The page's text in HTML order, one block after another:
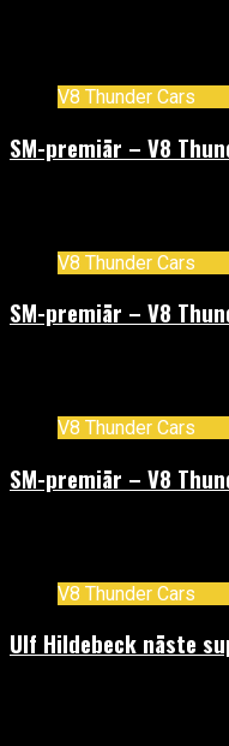
V8 Thunder Cars
SM-premiär – V8
V8 Thunder Cars
SM-premiär – V8
V8 Thunder Cars
SM-premiär – V8
V8 Thunder Cars
Ulf Hildebeck näste